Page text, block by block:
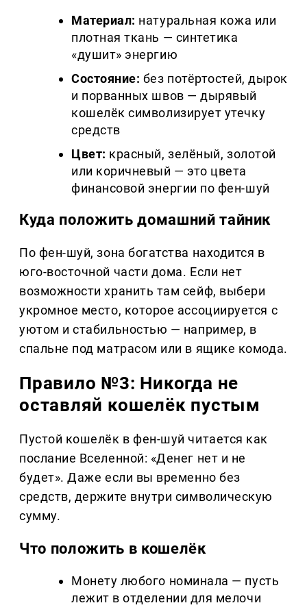
Материал: натуральная кожа или
плотная ткань — синтетика
«душит» энергию
Состояние: без потёртостей, дырок
и порванных швов — дырявый
кошелёк символизирует утечку
средств
Цвет: красный, зелёный, золотой
или коричневый — это цвета
финансовой энергии по фен-шуй
Куда положить домашний тайник
По фен-шуй, зона богатства находится в
юго-восточной части дома. Если нет
возможности хранить там сейф, выбери
укромное место, которое ассоциируется с
уютом и стабильностью — например, в
спальне под матрасом или в ящике комода.
Правило №3: Никогда не
оставляй кошелёк пустым
Пустой кошелёк в фен-шуй читается как
послание Вселенной: «Денег нет и не
будет». Даже если вы временно без
средств, держите внутри символическую
сумму.
Что положить в кошелёк
Монету любого номинала — пусть
лежит в отделении для мелочи